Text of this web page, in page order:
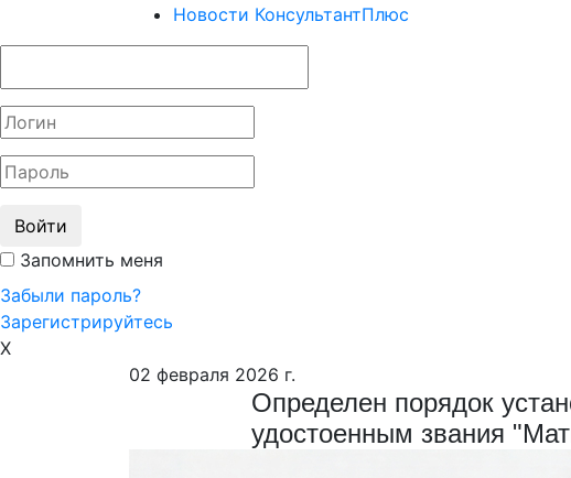
Новости КонсультантПлюс
Войти
Запомнить меня
Забыли пароль?
Зарегистрируйтесь
X
02 февраля 2026 г.
Определен порядок
удостоенным звания